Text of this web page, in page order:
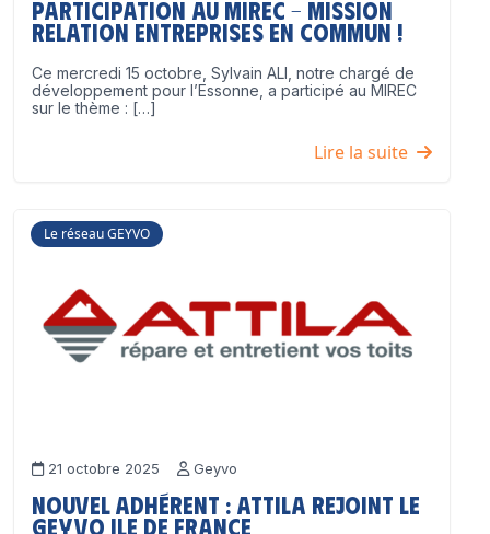
Participation au MIREC – Mission
Relation Entreprises en Commun !
Ce mercredi 15 octobre, Sylvain ALI, notre chargé de
développement pour l’Essonne, a participé au MIREC
sur le thème : […]
Lire la suite
Le réseau GEYVO
21 octobre 2025 Geyvo
Nouvel adhérent : ATTILA rejoint le
GEYVO Ile de France